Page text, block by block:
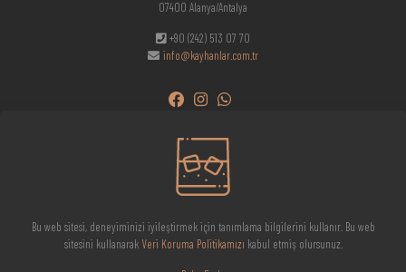
07400 Alanya/Antalya
+90 (242) 513 07 70
info@kayhanlar.com.tr
Bu web sitesi, deneyiminizi iyileştirmek için tanımlama bilgilerini kullanır. Bu web
sitesini kullanarak Veri Koruma Politikamızı kabul etmiş olursunuz.